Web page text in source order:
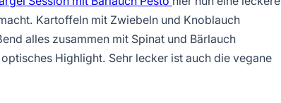
Kartoffeln mit Zwiebeln und Knoblauch
alles zusammen mit Spinat und Bärlauch
Highlight. Sehr lecker ist auch die vegane